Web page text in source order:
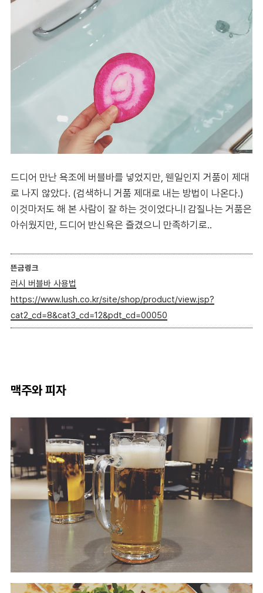
드디어 만난 욕조에 버블바를 넣었지만, 웬일인지 거품이 제대
로 나지 않았다. (검색하니 거품 제대로 내는 방법이 나온다.)
이것마저도 해 본 사람이 잘 하는 것이었다니! 감질나는 거품은
아쉬웠지만, 드디어 반신욕은 즐겼으니 만족하기로..
뜬금링크
러시 버블바 사용법
https://www.lush.co.kr/site/shop/product/view.jsp?
cat2_cd=8&cat3_cd=12&pdt_cd=00050
맥주와 피자